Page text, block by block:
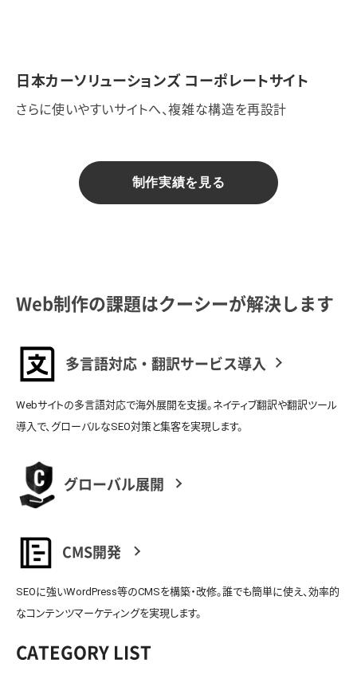
日本カーソリューションズ コーポレートサイト
さらに使いやすいサイトへ、複雑な構造を再設計
制作実績を見る
Web制作の課題はクーシーが解決します
多言語対応・翻訳サービス導入
Webサイトの多言語対応で海外展開を支援。ネイティブ翻訳や翻訳ツール
導入で、グローバルなSEO対策と集客を実現します。
グローバル展開
CMS開発
SEOに強いWordPress等のCMSを構築・改修。誰でも簡単に使え、効率的
なコンテンツマーケティングを実現します。
CATEGORY LIST